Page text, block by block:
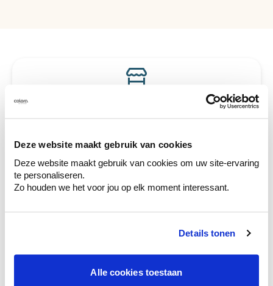
Deze website maakt gebruik van cookies
Deze website maakt gebruik van cookies om uw site-ervaring
te personaliseren.
Zo houden we het voor jou op elk moment interessant.
Details tonen
Alle cookies toestaan
Voyez votre couleur en magasin
Découvrez des échantillons de votre
Voyez les nuances assorties pour affiner
Obtenez des conseils personnalisés sur la
combinaison de couleurs.
Faites le tour de vos pièces avec l'expert